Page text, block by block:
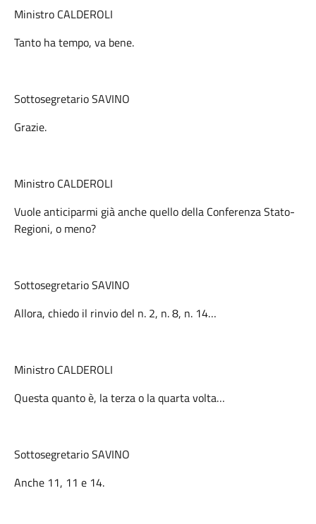
Ministro CALDEROLI
Tanto ha tempo, va bene.
Sottosegretario SAVINO
Grazie.
Ministro CALDEROLI
Vuole anticiparmi già anche quello della Conferenza Stato-
Regioni, o meno?
Sottosegretario SAVINO
Allora, chiedo il rinvio del n. 2, n. 8, n. 14…
Ministro CALDEROLI
Questa quanto è, la terza o la quarta volta…
Sottosegretario SAVINO
Anche 11, 11 e 14.